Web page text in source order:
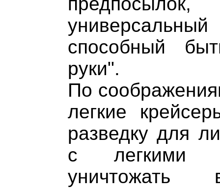
способный
руки".
По
легкие
разведку для
с легкими
уничтожать